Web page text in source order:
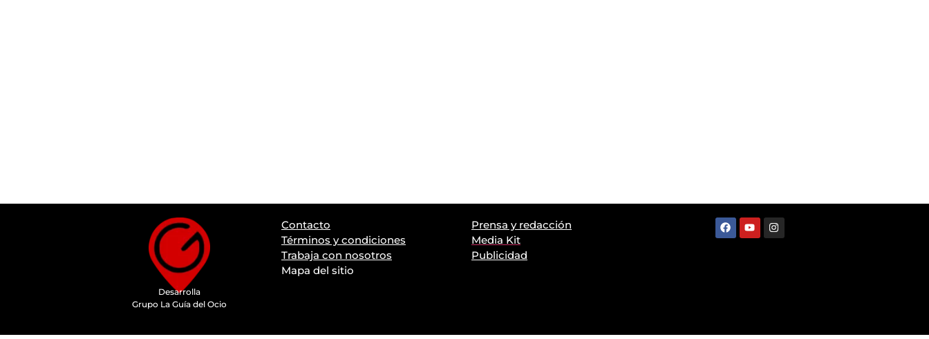
Desarrolla
Grupo La Guía del Ocio
Contacto
Términos y condiciones
Trabaja con nosotros
Mapa del sitio
Prensa y redacción
Media Kit
Publicidad